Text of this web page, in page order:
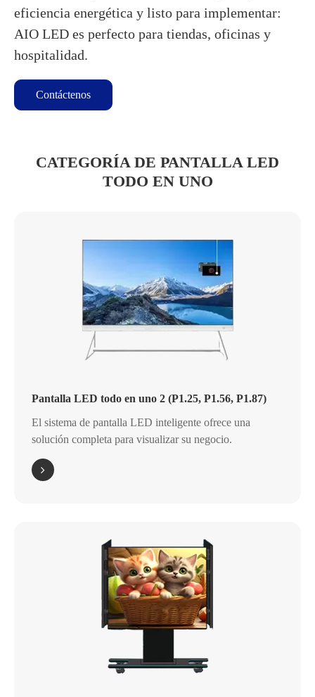
eficiencia energética y listo para implementar:
AIO LED es perfecto para tiendas, oficinas y
hospitalidad.
Contáctenos
CATEGORÍA DE PANTALLA LED
TODO EN UNO
Pantalla LED todo en uno 2 (P1.25, P1.56, P1.87)
El sistema de pantalla LED inteligente ofrece una
solución completa para visualizar su negocio.